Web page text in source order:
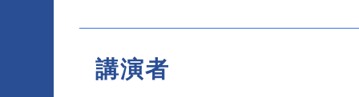
講演者